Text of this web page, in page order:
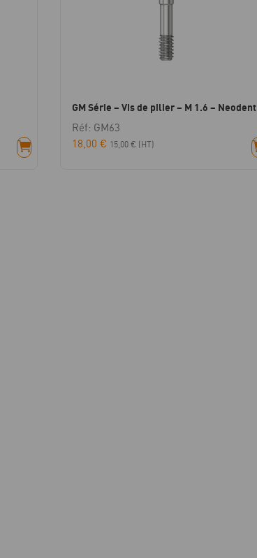
GM Série – Vis de pilier – M 1.6 – Neodent
Réf: GM63
18,00 € 15,00 € (HT)